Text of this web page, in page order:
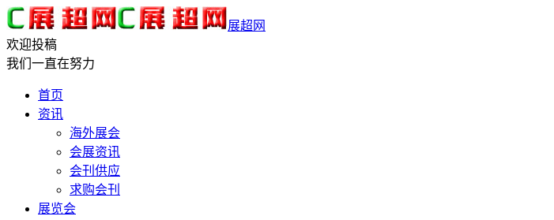
展超网
欢迎投稿
我们一直在努力
首页
资讯
海外展会
会展资讯
会刊供应
求购会刊
展览会